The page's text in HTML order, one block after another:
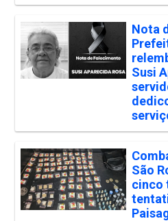
Nota
Susi
São
cinco